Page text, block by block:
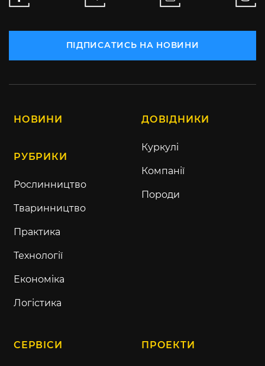
ПІДПИСАТИСЬ НА НОВИНИ
НОВИНИ
РУБРИКИ
Рослинництво
Тваринництво
Практика
Технології
Економіка
Логістика
ДОВІДНИКИ
Куркулі
Компанії
Породи
СЕРВІСИ ПРОЕКТИ